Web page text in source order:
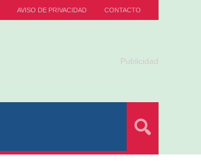
AVISO DE PRIVACIDAD CONTACTO
Publicidad